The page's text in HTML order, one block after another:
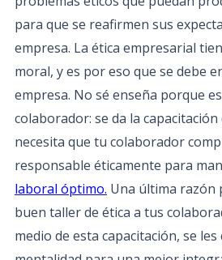
para que se reafirmen sus
empresa. La ética empresarial
moral, y es por eso que se debe
empresa. No sé enseña porque
colaborador: se da la capacitación
necesita que tu colaborador
responsable éticamente para
laboral óptimo. Una última razón
buen taller de ética a tus
medio de esta capacitación, se les